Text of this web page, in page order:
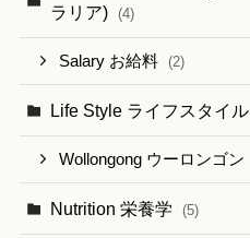
ラリア)
(4)
Salary お給料 (2)
Life Style ライフスタイル
Wollongong ウーロンゴン
Nutrition 栄養学 (5)